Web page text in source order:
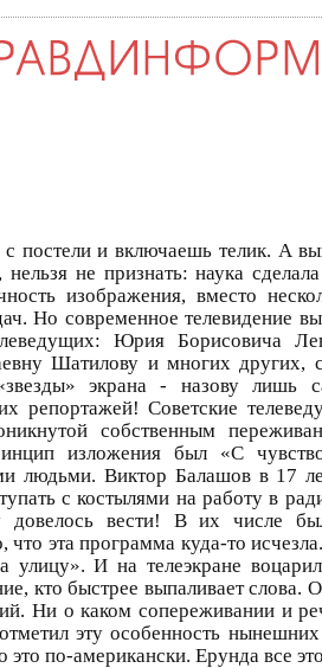
постели и включаешь телик. А
не признать: наука сделала
изображения, вместо
Но современное телевидение
Юрия Борисовича
Шатилову и многих других,
экрана - назову лишь
Советские
собственным
изложения был «С
людьми. Виктор Балашов в 17
с костылями на работу в
довелось вести! В их числе
эта программа куда-то
улицу». И на телеэкране
кто быстрее выпаливает
Ни о каком сопереживании и
эту особенность
по-американски. Ерунда все